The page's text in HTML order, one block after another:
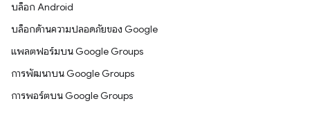
บล็อก Android
บล็อกด้านความปลอดภัยของ Google
แพลตฟอร์มบน Google Groups
การพัฒนาบน Google Groups
การพอร์ตบน Google Groups